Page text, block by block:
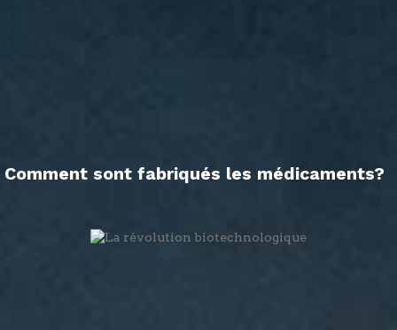
Comment sont fabriqués les médicaments?